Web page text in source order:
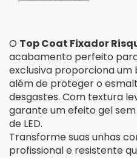
O Top Coat Fixador
acabamento perfeito
exclusiva proporciona um
além de proteger o
desgastes. Com textura
garante um efeito gel
de LED.
Transforme suas unhas
profissional e resistente